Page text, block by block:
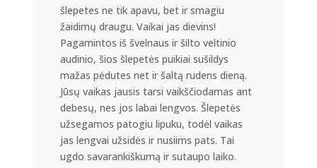
šlepetes ne tik apavu, bet ir smagiu
žaidimų draugu. Vaikai jas dievins!
Pagamintos iš švelnaus ir šilto veltinio
audinio, šios šlepetės puikiai sušildys
mažas pėdutes net ir šaltą rudens dieną.
Jūsų vaikas jausis tarsi vaikščiodamas ant
debesų, nes jos labai lengvos. Šlepetės
užsegamos patogiu lipuku, todėl vaikas
jas lengvai užsidės ir nusiims pats. Tai
ugdo savarankiškumą ir sutaupo laiko.